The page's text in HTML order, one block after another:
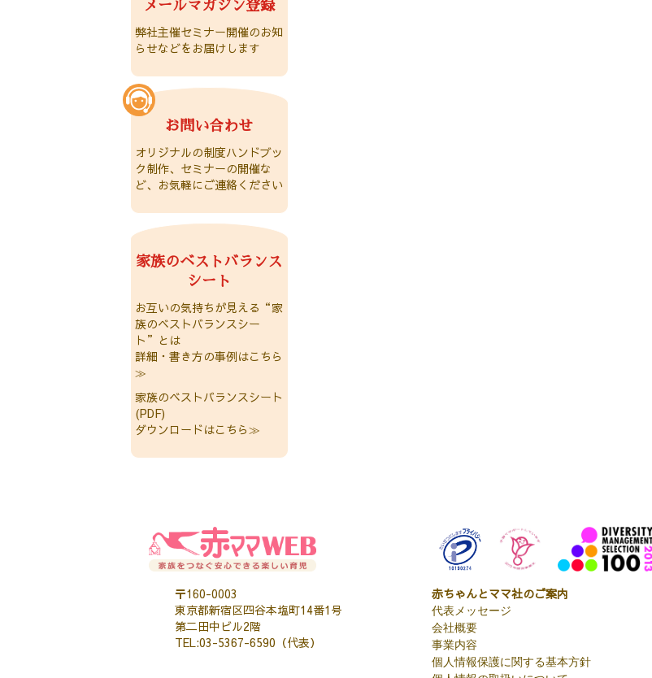
メールマガジン登録
弊社主催セミナー開催のお知
らせなどをお届けします
お問い合わせ
オリジナルの制度ハンドブッ
ク制作、セミナーの開催な
ど、お気軽にご連絡ください
家族のベストバランス
シート
お互いの気持ちが見える“家
族のベストバランスシー
ト”とは
詳細・書き方の事例はこちら
≫
家族のベストバランスシート
(PDF)
ダウンロードはこちら≫
〒160-0003
東京都新宿区四谷本塩町14番1号
第二田中ビル2階
TEL:03-5367-6590（代表）
赤ちゃんとママ社のご案内
代表メッセージ
会社概要
事業内容
個人情報保護に関する基本方針